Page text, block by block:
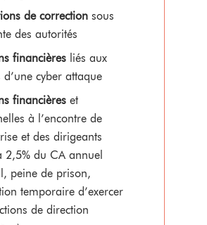
de correction sous
des autorités
financières liés aux
d’une cyber attaque
financièreset
à l’encontre de
et des dirigeants
2,5% du CA annuel
peine de prison,
temporaire d’exercer
de direction